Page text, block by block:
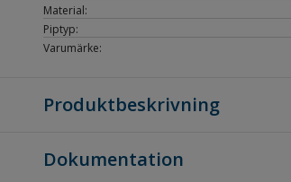
Material:
Piptyp:
Varumärke:
Produktbeskrivning
Dokumentation